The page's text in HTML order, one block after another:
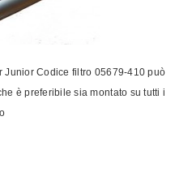
Junior Codice filtro 05679-410 può
è preferibile sia montato su tutti i